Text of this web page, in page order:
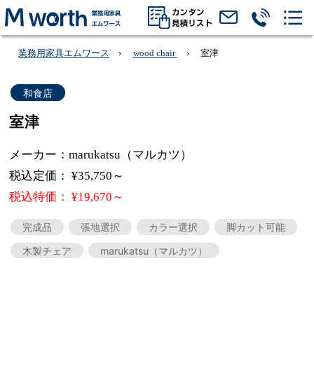
業務用家具エムワース wood chair 室津
和食店
室津
メーカー：marukatsu（マルカツ）
税込定価： ¥35,750～
税込特価： ¥19,670～
完成品 張地選択 カラー選択
脚カット可能
木製チェア
marukatsu（マルカツ）